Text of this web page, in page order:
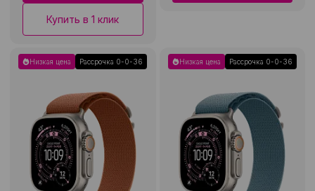
Купить в 1 клик
Низкая цена Рассрочка 0-0-36 Низкая цена Рассрочка 0-0-36